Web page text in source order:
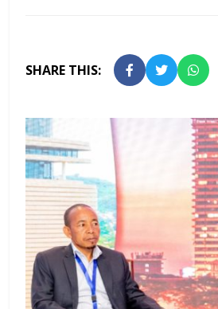
SHARE THIS: